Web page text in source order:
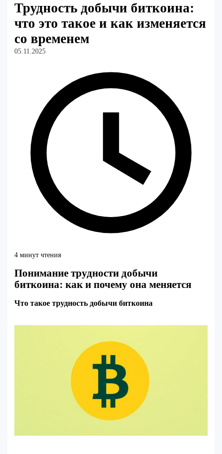
Трудность добычи биткоина:
что это такое и как изменяется
со временем
05.11.2025
4 минут чтения
Понимание трудности добычи
биткоина: как и почему она меняется
Что такое трудность добычи биткоина